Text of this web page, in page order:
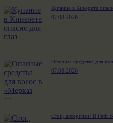
Купание в Кинерете
07.08.2026
Опасные средства для
07.08.2026
Стоп, аллергики! В Petit